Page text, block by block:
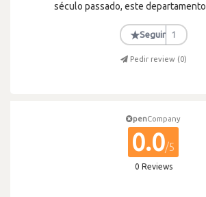
século passado, este departamento
★Seguir 1
Pedir review (0)
penCompany
0.0/5
0 Reviews